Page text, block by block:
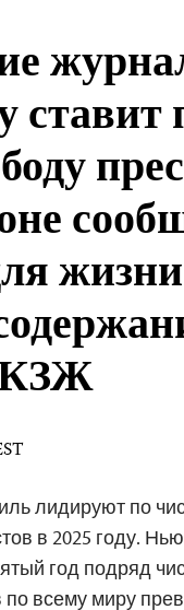
ставит
жизни
лидируют по
в 2025 году.
год подряд
всему миру